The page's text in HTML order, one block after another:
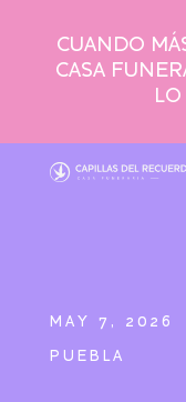
CUANDO
CASA
MAY 7, 2026
PUEBLA